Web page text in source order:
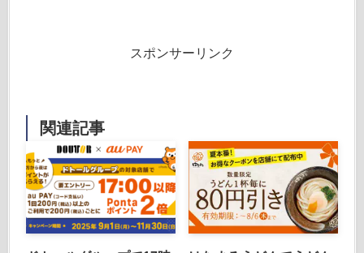
スポンサーリンク
関連記事